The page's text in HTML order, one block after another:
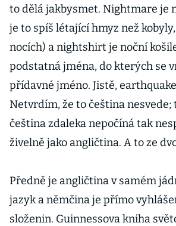
to dělá jakbysmet. Nightmare je
je to spíš létající hmyz než
nocích) a nightshirt je noční
podstatná jména, do kterých se
přídavné jméno. Jistě,
Netvrdím, že to čeština nesvede;
čeština zdaleka nepočíná tak
živelně jako angličtina. A to ze
Předně je angličtina v samém
jazyk a němčina je přímo
složenin. Guinnessova kniha